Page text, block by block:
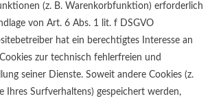
(z. B. Warenkorbfunktion) erforderlich
von Art. 6 Abs. 1 lit. f DSGVO
hat ein berechtigtes Interesse an
zur technisch fehlerfreien und
seiner Dienste. Soweit andere Cookies (z.
Ihres Surfverhaltens) gespeichert werden,